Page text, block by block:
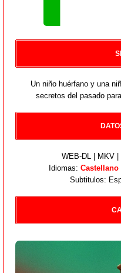
Un niño huérfano y una
secretos del pasado
WEB-DL | MKV |
Idiomas: Castellano
Subtitulos: